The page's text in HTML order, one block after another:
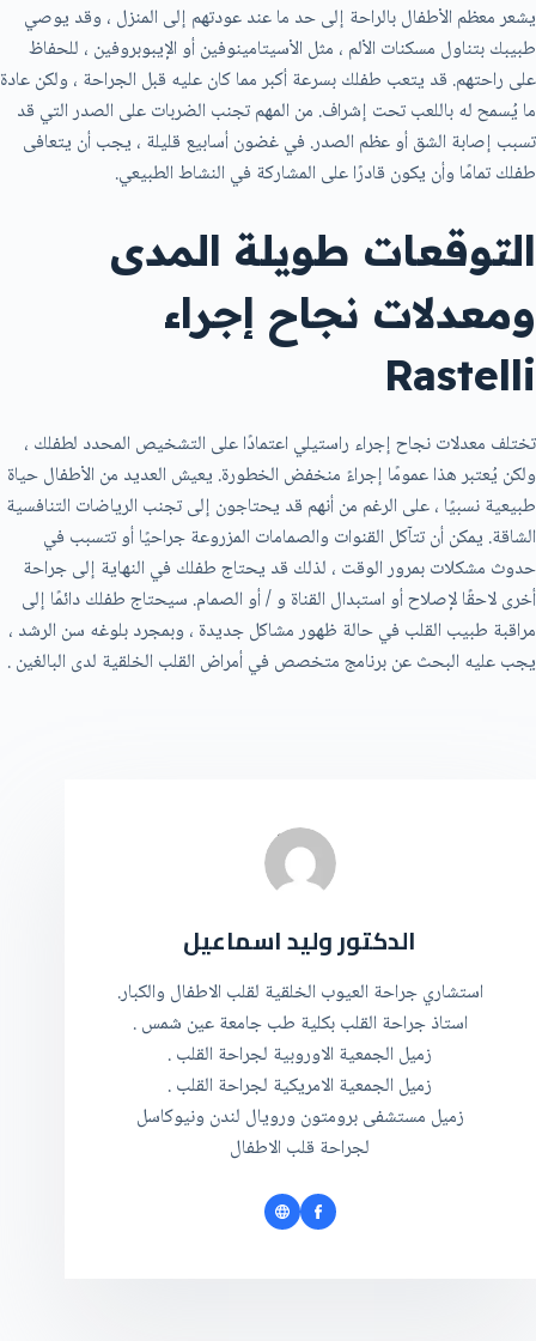
يشعر معظم الأطفال بالراحة إلى حد ما عند عودتهم إلى المنزل ، وقد يوصي
طبيبك بتناول مسكنات الألم ، مثل الأسيتامينوفين أو الإيبوبروفين ، للحفاظ
على راحتهم. قد يتعب طفلك بسرعة أكبر مما كان عليه قبل الجراحة ، ولكن عادة
ما يُسمح له باللعب تحت إشراف. من المهم تجنب الضربات على الصدر التي قد
تسبب إصابة الشق أو عظم الصدر. في غضون أسابيع قليلة ، يجب أن يتعافى
طفلك تمامًا وأن يكون قادرًا على المشاركة في النشاط الطبيعي.
التوقعات طويلة المدى
ومعدلات نجاح إجراء
Rastelli
تختلف معدلات نجاح إجراء راستيلي اعتمادًا على التشخيص المحدد لطفلك ،
ولكن يُعتبر هذا عمومًا إجراءً منخفض الخطورة. يعيش العديد من الأطفال حياة
طبيعية نسبيًا ، على الرغم من أنهم قد يحتاجون إلى تجنب الرياضات التنافسية
الشاقة. يمكن أن تتآكل القنوات والصمامات المزروعة جراحيًا أو تتسبب في
حدوث مشكلات بمرور الوقت ، لذلك قد يحتاج طفلك في النهاية إلى جراحة
أخرى لاحقًا لإصلاح أو استبدال القناة و / أو الصمام. سيحتاج طفلك دائمًا إلى
مراقبة طبيب القلب في حالة ظهور مشاكل جديدة ، وبمجرد بلوغه سن الرشد ،
يجب عليه البحث عن برنامج متخصص في أمراض القلب الخلقية لدى البالغين .
الدكتور وليد اسماعيل
استشاري جراحة العيوب الخلقية لقلب الاطفال والكبار.
استاذ جراحة القلب بكلية طب جامعة عين شمس .
زميل الجمعية الاوروبية لجراحة القلب .
زميل الجمعية الامريكية لجراحة القلب .
زميل مستشفى برومتون ورويال لندن ونيوكاسل
لجراحة قلب الاطفال